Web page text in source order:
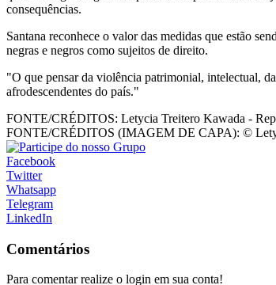
consequências.
Santana reconhece o valor das medidas que estão
negras e negros como sujeitos de direito.
"O que pensar da violência patrimonial, intelectual,
afrodescendentes do país."
FONTE/CRÉDITOS: Letycia Treitero Kawada -
FONTE/CRÉDITOS (IMAGEM DE CAPA): ©
Facebook
Twitter
Whatsapp
Telegram
LinkedIn
Comentários
Para comentar realize o login em sua conta!